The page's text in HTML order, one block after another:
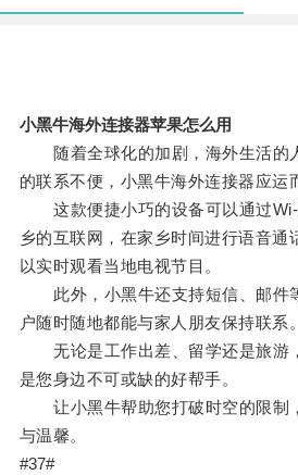
小黑牛海外连接器苹果怎么用
随着全球化的加剧，海外生活的
的联系不便，小黑牛海外连接器应运
这款便捷小巧的设备可以通过Wi-
乡的互联网，在家乡时间进行语音通
以实时观看当地电视节目。
此外，小黑牛还支持短信、邮件
户随时随地都能与家人朋友保持联系。
无论是工作出差、留学还是旅游
是您身边不可或缺的好帮手。
让小黑牛帮助您打破时空的限制
与温馨。
#37#